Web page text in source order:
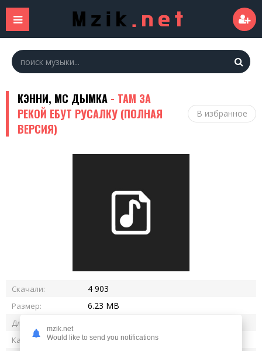
КЭННИ, МС ДЫМКА - ТАМ ЗА
РЕКОЙ ЕБУТ РУСАЛКУ (ПОЛНАЯ
ВЕРСИЯ)
В избранное
Скачали: 4 903
Размер: 6.23 MB
Длительность:
Качество: 320 kbps
mzik.net
Would like to send you notifications